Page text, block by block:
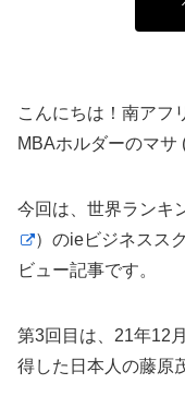
こんにちは！南アフ
MBAホルダーのマサ
今回は、世界ランキ
）のieビジネスス
ビュー記事です。
第3回目は、21年12
得した日本人の藤原